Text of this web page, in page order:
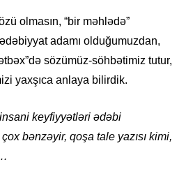
olmasın, “bir məhlədə”
adamı olduğumuzdan,
sözümüz-söhbətimiz tutur,
yaxşıca anlaya bilirdik.
keyfiyyətləri ədəbi
çox bənzəyir, qoşa tale yazısı kimi,